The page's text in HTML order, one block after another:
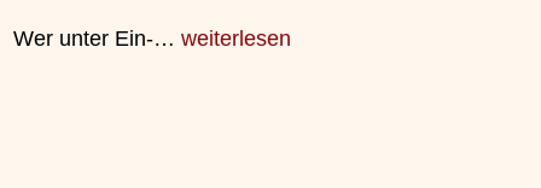
Wer unter Ein-… weiterlesen